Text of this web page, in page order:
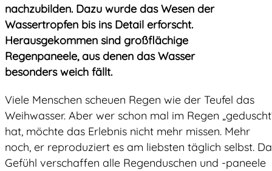
nachzubilden. Dazu wurde das Wesen der
Wassertropfen bis ins Detail erforscht.
Herausgekommen sind großflächige
Regenpaneele, aus denen das Wasser
besonders weich fällt.
Viele Menschen scheuen Regen wie der Teufel das
Weihwasser. Aber wer schon mal im Regen
hat, möchte das Erlebnis nicht mehr missen. Mehr
noch, er reproduziert es am liebsten täglich selbst.
Gefühl verschaffen alle Regenduschen und -paneele